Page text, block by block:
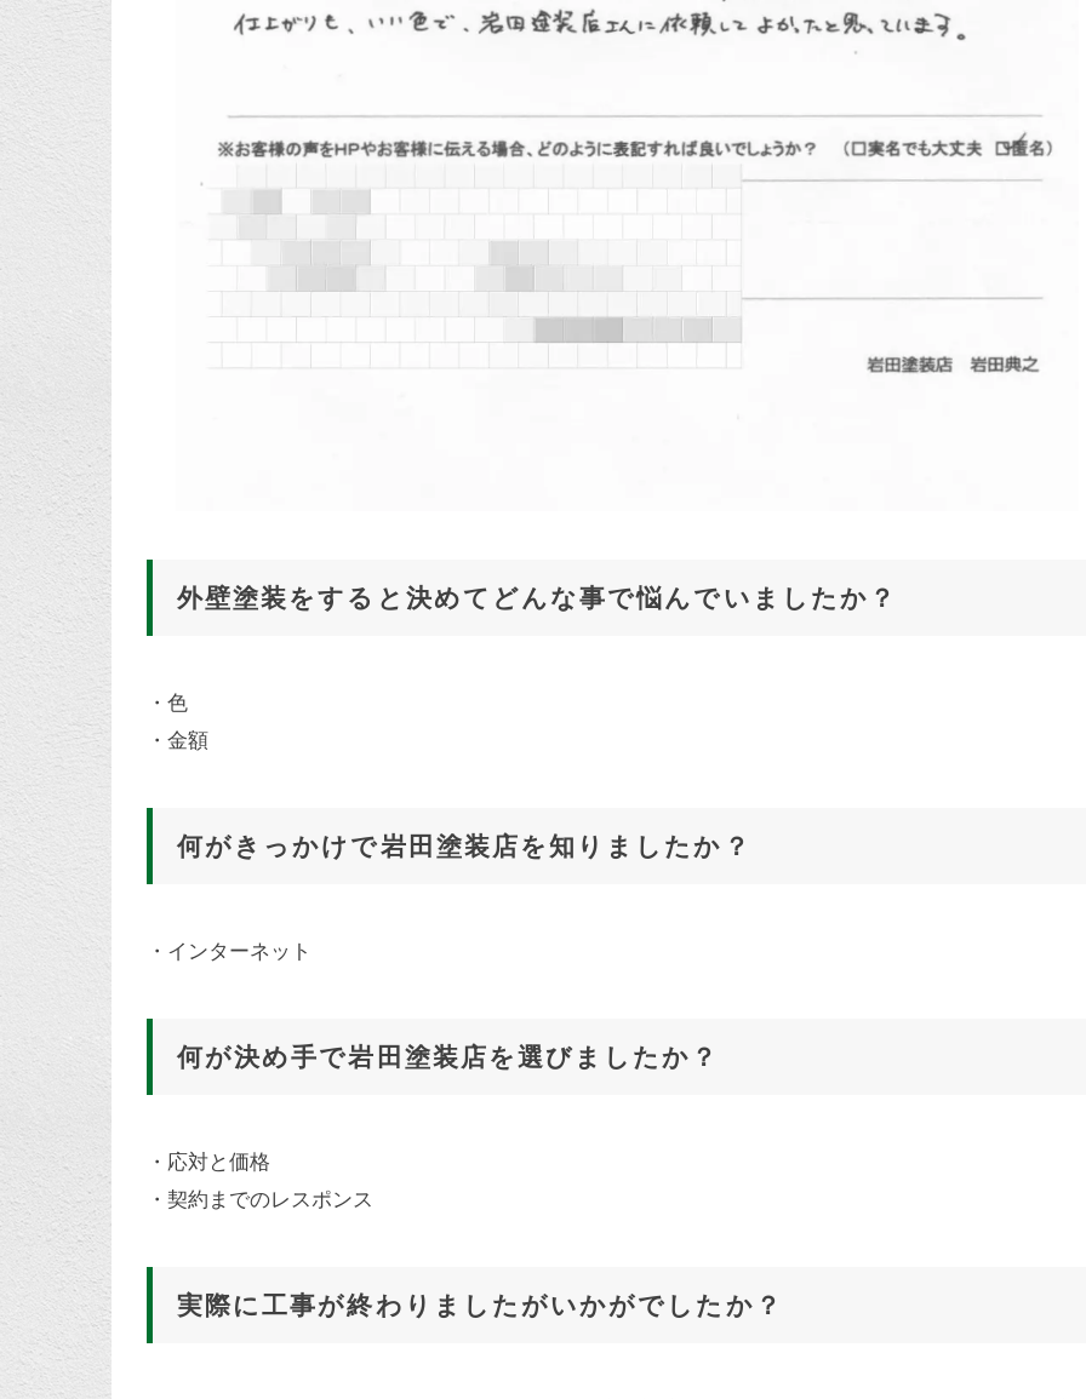
外壁塗装をすると決めてどんな事で悩んでいましたか？
・色
・金額
何がきっかけで岩田塗装店を知りましたか？
・インターネット
何が決め手で岩田塗装店を選びましたか？
・応対と価格
・契約までのレスポンス
実際に工事が終わりましたがいかがでしたか？